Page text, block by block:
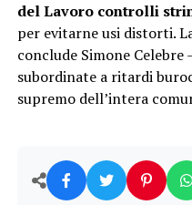
del Lavoro controlli
per evitarne usi distorti.
conclude Simone Celebre
subordinate a ritardi
supremo dell’intera